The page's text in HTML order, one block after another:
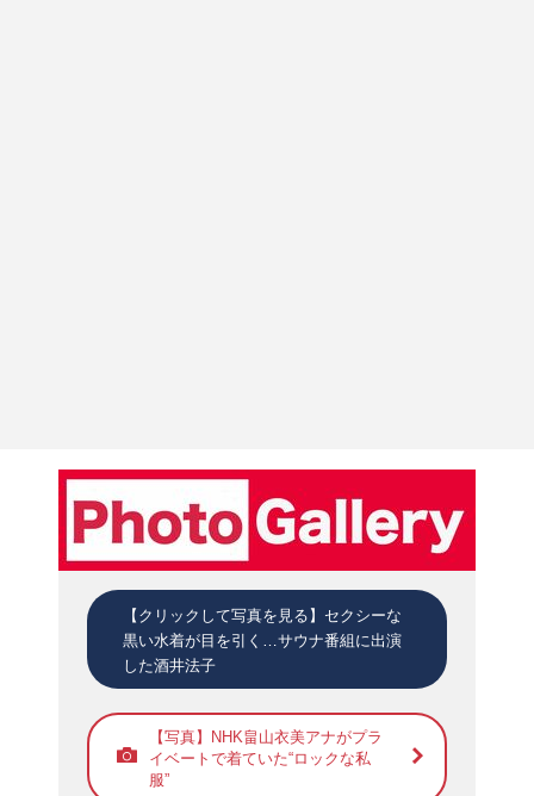
【クリックして写真を見る】セクシーな
黒い水着が目を引く…サウナ番組に出演
した酒井法子
【写真】NHK畠山衣美アナがプラ
イベートで着ていた“ロックな私
服”